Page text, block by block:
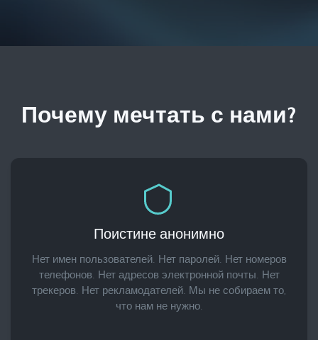
Почему мечтать с нами?
Поистине анонимно
Нет имен пользователей. Нет паролей. Нет номеров
телефонов. Нет адресов электронной почты. Нет
трекеров. Нет рекламодателей. Мы не собираем то,
что нам не нужно.